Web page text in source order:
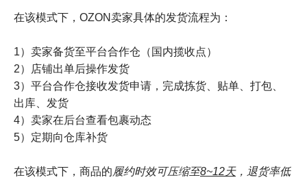
在该模式下，OZON卖家具体的发货流程为：
1）卖家备货至平台合作仓（国内揽收点）
2）店铺出单后操作发货
3）平台合作仓接收发货申请，完成拣货、贴单、打包、
出库、发货
4）卖家在后台查看包裹动态
5）定期向仓库补货
在该模式下，商品的履约时效可压缩至8~12天，退货率低